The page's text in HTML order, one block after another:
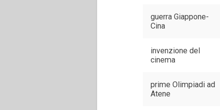
guerra Giappone-
Cina
invenzione del
cinema
prime Olimpiadi ad
Atene